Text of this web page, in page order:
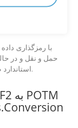
حمل و نقل و در
استاندارد صنعتی، فرآیند تبدیل ایمن را تضمین می کند.